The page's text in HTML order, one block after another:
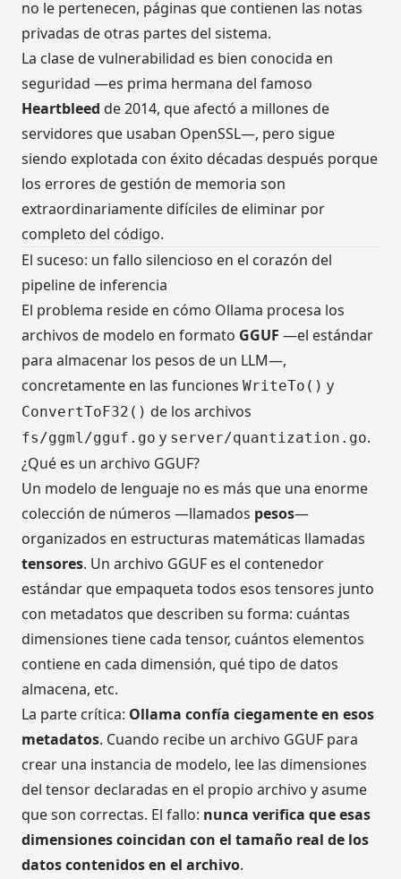
no le pertenecen, páginas que contienen las notas
privadas de otras partes del sistema.
La clase de vulnerabilidad es bien conocida en
seguridad —es prima hermana del famoso
Heartbleed de 2014, que afectó a millones de
servidores que usaban OpenSSL—, pero sigue
siendo explotada con éxito décadas después porque
los errores de gestión de memoria son
extraordinariamente difíciles de eliminar por
completo del código.
El suceso: un fallo silencioso en el corazón del
pipeline de inferencia
El problema reside en cómo Ollama procesa los
archivos de modelo en formato GGUF —el estándar
para almacenar los pesos de un LLM—,
concretamente en las funciones WriteTo() y
ConvertToF32() de los archivos
fs/ggml/gguf.go y server/quantization.go.
¿Qué es un archivo GGUF?
Un modelo de lenguaje no es más que una enorme
colección de números —llamados pesos—
organizados en estructuras matemáticas llamadas
tensores. Un archivo GGUF es el contenedor
estándar que empaqueta todos esos tensores junto
con metadatos que describen su forma: cuántas
dimensiones tiene cada tensor, cuántos elementos
contiene en cada dimensión, qué tipo de datos
almacena, etc.
La parte crítica: Ollama confía ciegamente en esos
metadatos. Cuando recibe un archivo GGUF para
crear una instancia de modelo, lee las dimensiones
del tensor declaradas en el propio archivo y asume
que son correctas. El fallo: nunca verifica que esas
dimensiones coincidan con el tamaño real de los
datos contenidos en el archivo.